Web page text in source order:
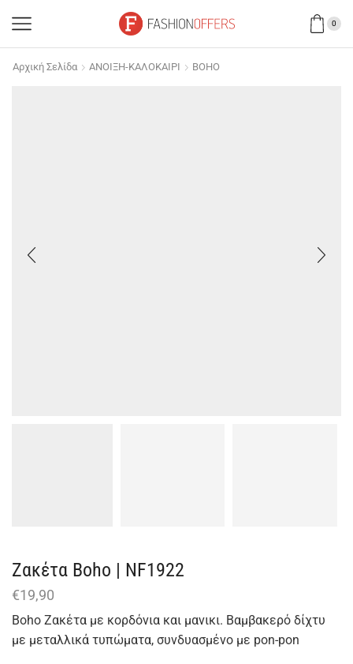
0
Αρχική Σελίδα ΑΝΟΙΞΗ-ΚΑΛΟΚΑΙΡΙ BOHO
Ζακέτα Boho | NF1922
€19,90
Boho Ζακέτα με κορδόνια και μανικι. Βαμβακερό δίχτυ
με μεταλλικά τυπώματα, συνδυασμένο με pon-pon